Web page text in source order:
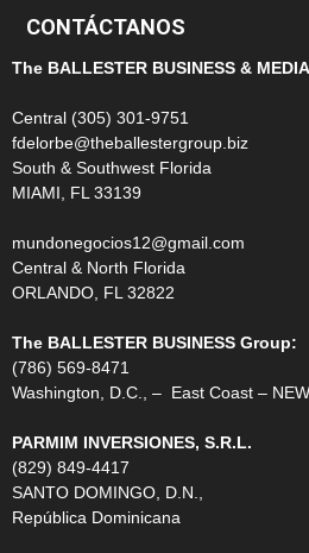
CONTÁCTANOS
The BALLESTER BUSINESS &
Central (305) 301-9751
fdelorbe@theballestergroup.biz
South & Southwest Florida
MIAMI, FL 33139
mundonegocios12@gmail.com
Central & North Florida
ORLANDO, FL 32822
The BALLESTER BUSINESS Group:
(786) 569-8471
Washington, D.C., – East Coast –
PARMIM INVERSIONES, S.R.L.
(829) 849-4417
SANTO DOMINGO, D.N.,
República Dominicana